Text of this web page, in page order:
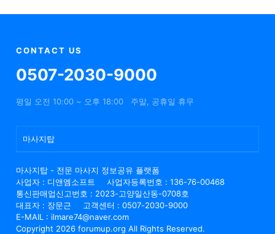
샵
CONTACT US
0507-2030-9000
평일 오전 10:00 ~ 오후 18:00 주말, 공휴일 휴무
마사지탑
마사지탑 - 전문 마사지 정보공유 플랫폼
사업자 : 디앤엠소프트
사업자등록번호 : 136-76-00468
통신판매업신고번호 : 2023-고양일산동-0708호
대표자 : 장문근
고객센터 : 0507-2030-9000
E-MAIL : ilmare74@naver.com
Copyright 2026 forumup.org All Rights Reserved.